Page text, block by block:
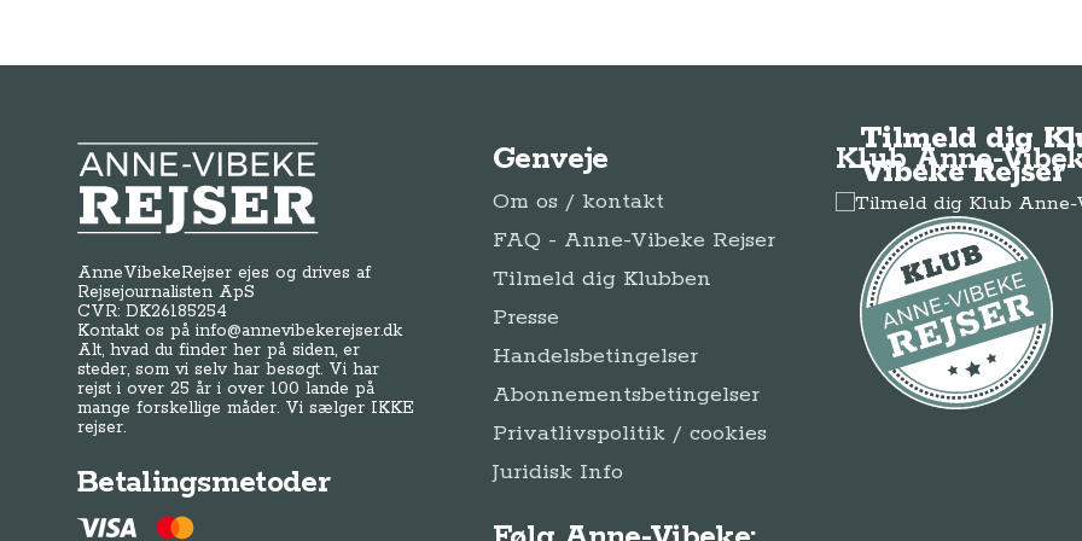
Anne-Vibeke Rejser
AnneVibekeRejser ejes og drives af
Rejsejournalisten ApS
CVR: DK26185254
Kontakt os påinfo@annevibekerejser.dk
Alt, hvad du finder her på siden, er
steder, som vi selv har besøgt. Vi har
rejst i over 25 år i over 100 lande på
mange forskellige måder. Vi sælger IKKE
rejser.
Betalingsmetoder
Genveje
Om os / kontakt
FAQ - Anne-Vibeke Rejser
Tilmeld dig Klubben
Presse
Handelsbetingelser
Abonnementsbetingelser
Privatlivspolitik / cookies
Juridisk Info
Klub Anne-
Tilmeld dig
Vibeke Rejser